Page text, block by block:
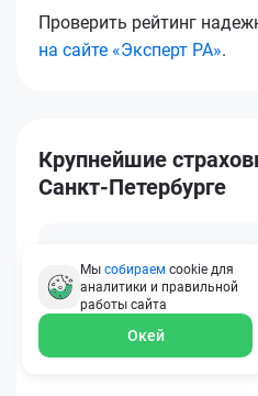
Проверить рейтинг
на сайте «Эксперт РА».
Крупнейшие
Санкт-Петербурге
АльфаСтрахование
Мы собираем cookie для
аналитики и правильной
работы сайта
Окей